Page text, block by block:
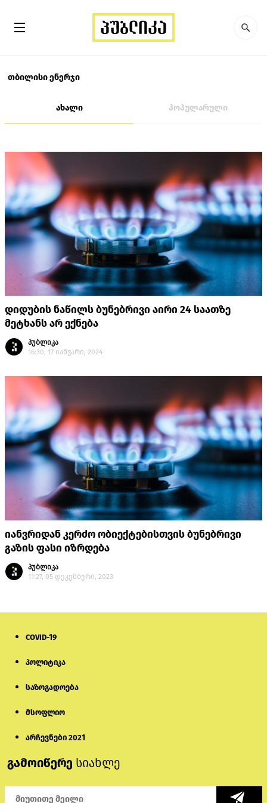
თბილისი ენერჯი
ახალი პოპულარული
დიდუბის ნაწილს ბუნებრივი აირი 24 საათზე
მეტხანს არ ექნება
პუბლიკა
16:30, 17 იანვარი, 2024
იანვრიდან კერძო ობიექტებისთვის ბუნებრივი
გაზის ფასი იზრდება
პუბლიკა
11:27, 05 დეკემბერი, 2023
COVID-19
პოლიტიკა
საზოგადოება
მსოფლიო
არჩევნები 2021
გამოიწერე სიახლე